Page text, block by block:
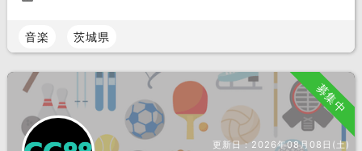
音楽 茨城県
募集中
更新日：2026年08月08日(土)